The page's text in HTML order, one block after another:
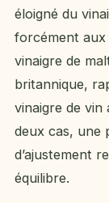
éloigné du
forcément aux
vinaigre de
britannique,
vinaigre de vin
deux cas, une
d’ajustement
équilibre.